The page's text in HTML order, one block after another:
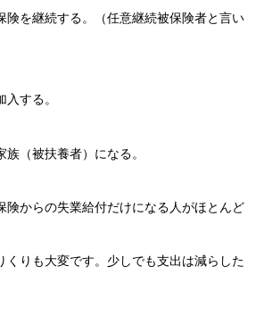
を継続する。（任意継続被保険者と言い
する。
（被扶養者）になる。
険からの失業給付だけになる人がほとんど
くりも大変です。少しでも支出は減らした